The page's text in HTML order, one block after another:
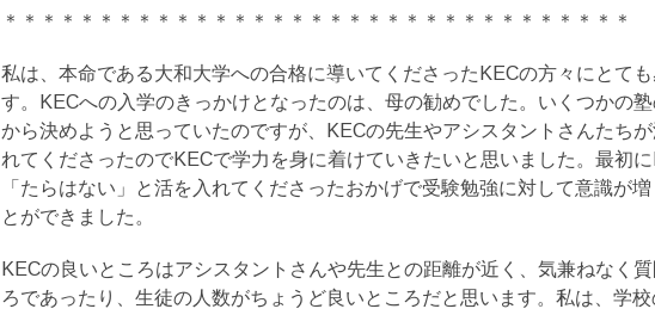
＊＊＊＊＊＊＊＊＊＊＊＊＊＊＊＊＊＊＊＊＊＊＊＊＊＊＊＊＊＊＊＊＊
私は、本命である大和大学への合格に導いてくださったKECの方々にとて
す。KECへの入学のきっかけとなったのは、母の勧めでした。いくつかの
から決めようと思っていたのですが、KECの先生やアシスタントさんたち
れてくださったのでKECで学力を身に着けていきたいと思いました。最初
「たらはない」と活を入れてくださったおかげで受験勉強に対して意識が
とができました。
KECの良いところはアシスタントさんや先生との距離が近く、気兼ねなく
ろであったり、生徒の人数がちょうど良いところだと思います。私は、学